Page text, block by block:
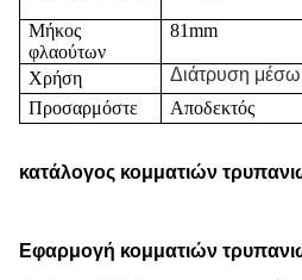
Μήκος
φλαούτων
81mm
Χρήση
Διάτρυση
Προσαρμόστε
Αποδεκτός
κατάλογος κομματιών
Εφαρμογή κομματιών